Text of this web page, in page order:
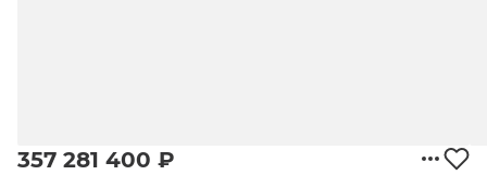
357 281 400 ₽